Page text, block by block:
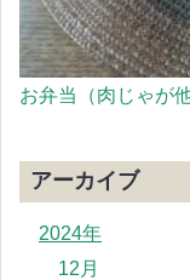
お弁当（肉じゃが他
アーカイブ
2024年
12月